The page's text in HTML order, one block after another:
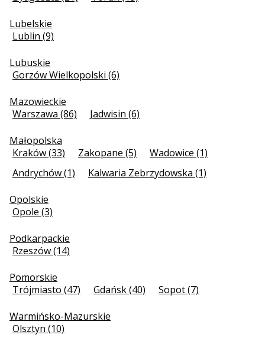
Lubelskie
Lublin (9)
Lubuskie
Gorzów Wielkopolski (6)
Mazowieckie
Warszawa (86)
Jadwisin (6)
Małopolska
Kraków (33)
Zakopane (5)
Wadowice (1)
Andrychów (1)
Kalwaria Zebrzydowska (1)
Opolskie
Opole (3)
Podkarpackie
Rzeszów (14)
Pomorskie
Trójmiasto (47)
Gdańsk (40) Sopot (7)
Warmińsko-Mazurskie
Olsztyn (10)